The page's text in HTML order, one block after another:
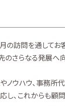
の訪問を通してお
のさらなる発展へ
ノウハウ、事務
し、これからも顧